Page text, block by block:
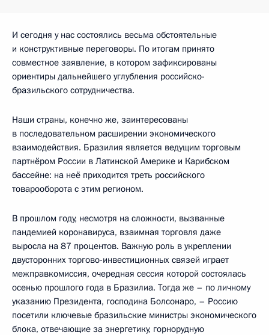
И сегодня у нас состоялись весьма обстоятельные
и конструктивные переговоры. По итогам принято
совместное заявление, в котором зафиксированы
ориентиры дальнейшего углубления российско-
бразильского сотрудничества.
Наши страны, конечно же, заинтересованы
в последовательном расширении экономического
взаимодействия. Бразилия является ведущим торговым
партнёром России в Латинской Америке и Карибском
бассейне: на неё приходится треть российского
товарооборота с этим регионом.
В прошлом году, несмотря на сложности, вызванные
пандемией коронавируса, взаимная торговля даже
выросла на 87 процентов. Важную роль в укреплении
двусторонних торгово-инвестиционных связей играет
межправкомиссия, очередная сессия которой состоялась
осенью прошлого года в Бразилиа. Тогда же – по личному
указанию Президента, господина Болсонаро, – Россию
посетили ключевые бразильские министры экономического
блока, отвечающие за энергетику, горнорудную